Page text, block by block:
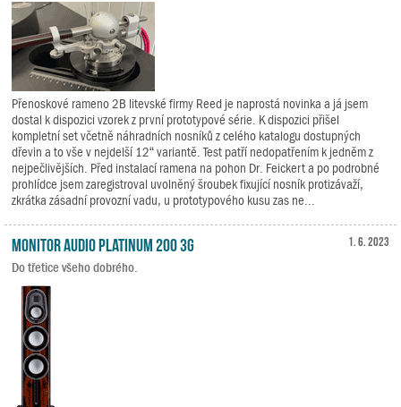
Přenoskové rameno 2B litevské firmy Reed je naprostá novinka a já jsem
dostal k dispozici vzorek z první prototypové série. K dispozici přišel
kompletní set včetně náhradních nosníků z celého katalogu dostupných
dřevin a to vše v nejdelší 12“ variantě. Test patří nedopatřením k jedněm z
nejpečlivějších. Před instalací ramena na pohon Dr. Feickert a po podrobné
prohlídce jsem zaregistroval uvolněný šroubek fixující nosník protizávaží,
zkrátka zásadní provozní vadu, u prototypového kusu zas ne...
1. 6. 2023
Monitor Audio Platinum 200 3G
Do třetice všeho dobrého.